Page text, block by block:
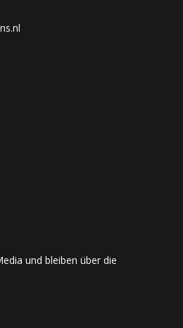
und bleiben über die
'event':